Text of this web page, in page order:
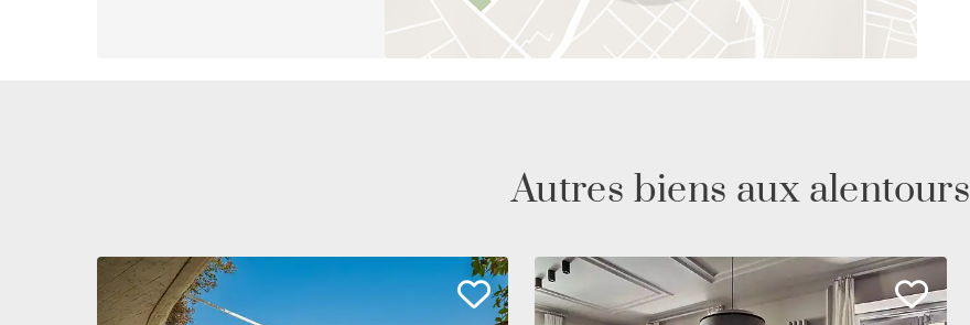
Le débarras inclus vient parachever une offre sans faille.
Autres biens aux alentours